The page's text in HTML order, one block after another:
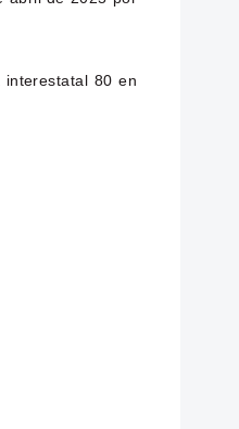
80 en